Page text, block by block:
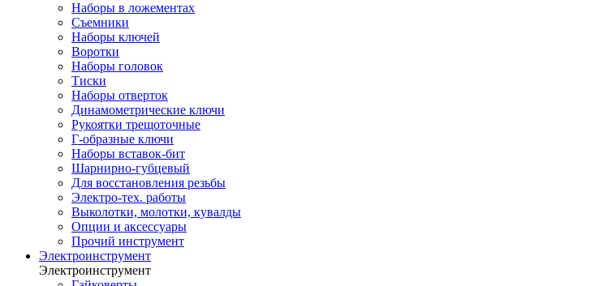
Наборы в ложементах
Съемники
Наборы ключей
Воротки
Наборы головок
Тиски
Наборы отверток
Динамометрические ключи
Рукоятки трещоточные
Г-образные ключи
Наборы вставок-бит
Шарнирно-губцевый
Для восстановления резьбы
Электро-тех. работы
Выколотки, молотки, кувалды
Опции и аксессуары
Прочий инструмент
Электроинструмент
Электроинструмент